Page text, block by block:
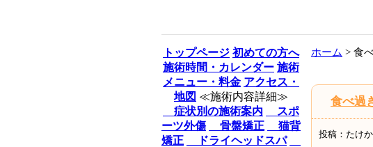
トップページ 初めての方へ
施術時間・カレンダー 施術
メニュー・料金 アクセス・
地図 ≪施術内容詳細≫
症状別の施術案内
スポ
ーツ外傷
骨盤矯正
猫背
矯正
ドライヘッドスパ
ホーム > 食
食べ過
投稿：たけ